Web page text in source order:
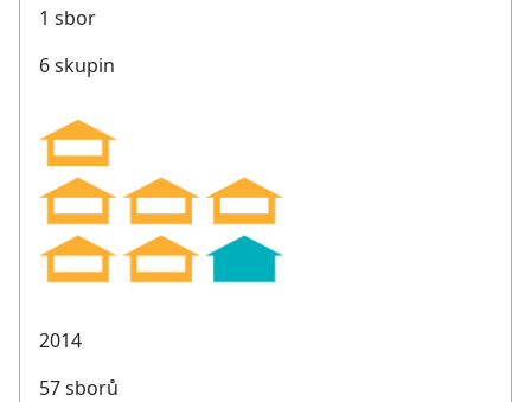
1 sbor
6 skupin
2014
57 sborů